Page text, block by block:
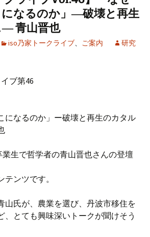
なるのか」―破壊と再生
青山晋也
iso乃家トークライブ、 ご案内
研究
ブ第46
!
になるのか」ー破壊と再生のカタル
生で哲学者の青山晋也さんの登壇
ンツです。
山氏が、農業を選び、丹波市移住を
、とても興味深いトークが聞けそう